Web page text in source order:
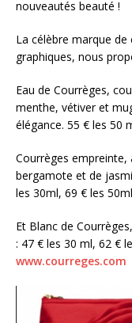
nouveautés beauté !
La célèbre marque
graphiques, nous
Eau de Courrèges,
menthe, vétiver et
élégance. 55 € les 50
Courrèges
bergamote et de
les 30ml, 69 € les
Et Blanc de
: 47 € les 30 ml, 62 €
www.courreges.com